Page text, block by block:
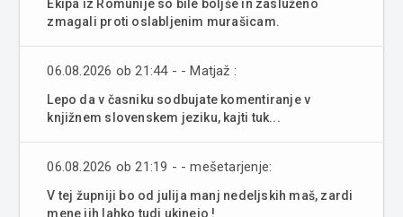
Ekipa iz Romunije so bile boljše in zasluženo
zmagali proti oslabljenim murašicam.
06.08.2026 ob 21:44 - - Matjaž :
Lepo da v časniku sodbujate komentiranje v
knjižnem slovenskem jeziku, kajti tuk...
06.08.2026 ob 21:19 - - mešetarjenje:
V tej župniji bo od julija manj nedeljskih maš, zardi
mene jih lahko tudi ukinejo !